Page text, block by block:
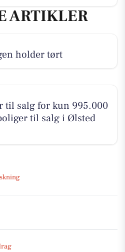
ARTIKLER
holder tørt
til salg for kun 995.000
til salg i Ølsted